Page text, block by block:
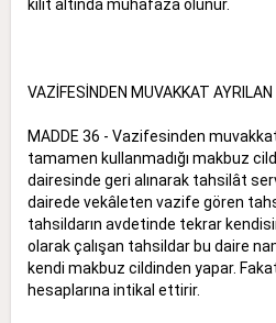
kilit altında muhafaza olunur.
VAZİFESİNDEN MUVAKKAT
MADDE 36 - Vazifesinden
tamamen kullanmadığı makbuz
dairesinde geri alınarak tahsilât
dairede vekâleten vazife gören
tahsildarın avdetinde tekrar
olarak çalışan tahsildar bu daire
kendi makbuz cildinden yapar.
hesaplarına intikal ettirir.